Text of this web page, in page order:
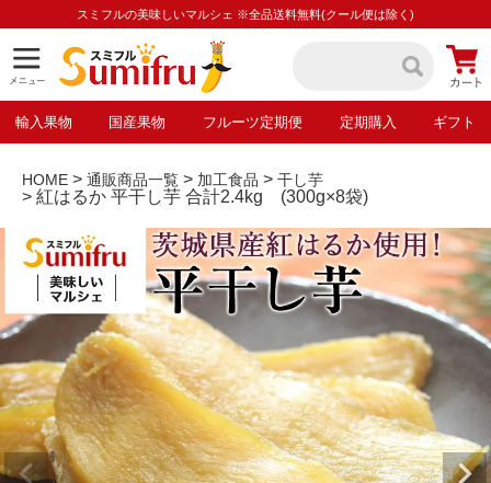
スミフルの美味しいマルシェ ※全品送料無料(クール便は除く)
輸入果物 国産果物 フルーツ定期便 定期購入 ギフト
HOME 通販商品一覧 加工食品 干し芋
紅はるか 平干し芋 合計2.4kg (300g×8袋)